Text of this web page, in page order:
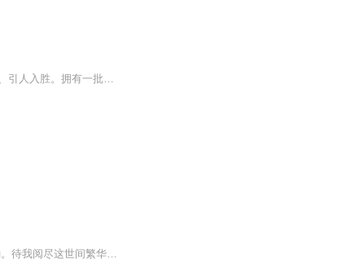
绿灯侠是全球著名的超级英雄之一，是孩子们心中的偶像。《银河卫士绿灯侠》故事惊险跌宕、引人入胜。拥有一批吸引男孩子的元素，如惩奸除恶、英雄情结、高科技武器、探案、冒险等。宣扬的正是现在的中国孩子所缺少的独立、冒险、永不服输和知难而上的精神...
内容简介 我是张超，一名快递小哥。叮，神豪奖励系统开启，只要送快递，就有各种特殊奖励。待我阅尽这世间繁华，挨打升级，搞笑逗比、贱萌热血，看我如何香车美女傍满身，一身正气满乾坤！跟上我，在这霓虹灯闪烁，星空璀璨的大都市，向着世界首富的宝座...